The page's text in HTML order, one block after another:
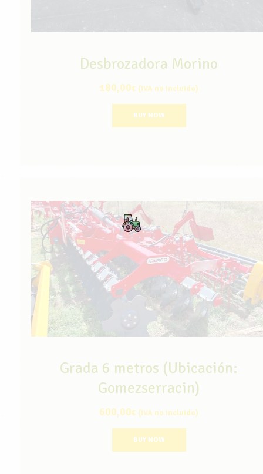
Desbrozadora Morino
180,00€ (IVA no incluido)
BUY NOW
Grada 6 metros (Ubicación:
Gomezserracin)
600,00€ (IVA no incluido)
BUY NOW